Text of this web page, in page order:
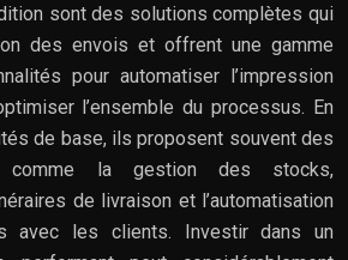
sont des solutions complètes qui
des envois et offrent une gamme
pour automatiser l’impression
l’ensemble du processus. En
de base, ils proposent souvent des
comme la gestion des stocks,
de livraison et l’automatisation
avec les clients. Investir dans un